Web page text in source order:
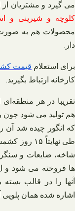
می‌ گیرد و مشتریان
کلوچه و شیرینی و
محصولات هم به صورت
دار.
برای استعلام قیمت
کارخانه ارتباط بگیرید.
تقریبا در هر منطقه‌ای
هم تولید می‌ شود چون
که انگور چیده شد آن
طی نهایتاً
شاخه، ضایعات و
ها فروخته می‌ شود و
آنها را در قالب
اشاره شده همان پلویی